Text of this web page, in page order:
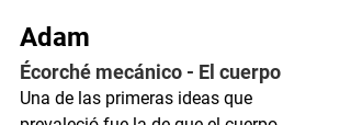
Adam
Écorché mecánico - El cuerpo
Una de las primeras ideas que